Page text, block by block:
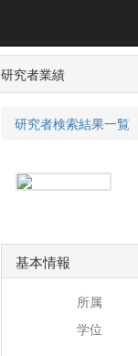
研究者業績
研究者検索結果一覧
基本情報
所属
学位